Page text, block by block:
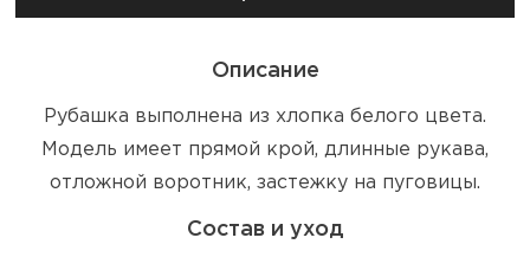
Описание
Рубашка выполнена из хлопка белого цвета.
Модель имеет прямой крой, длинные рукава,
отложной воротник, застежку на пуговицы.
Состав и уход